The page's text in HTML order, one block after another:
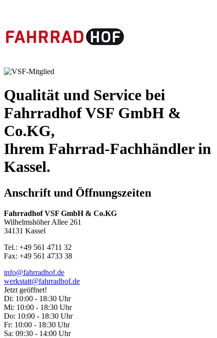
Qualität und Service bei
Fahrradhof VSF GmbH &
Co.KG,
Ihrem Fahrrad-Fachhändler in
Kassel.
Anschrift und Öffnungszeiten
Fahrradhof VSF GmbH & Co.KG
Wilhelmshöher Allee 261
34131 Kassel
Tel.: +49 561 4711 32
Fax: +49 561 4733 38
info@fahrradhof.de
werkstatt@fahrradhof.de
Jetzt geöffnet!
Di: 10:00 - 18:30 Uhr
Mi: 10:00 - 18:30 Uhr
Do: 10:00 - 18:30 Uhr
Fr: 10:00 - 18:30 Uhr
Sa: 09:30 - 14:00 Uhr